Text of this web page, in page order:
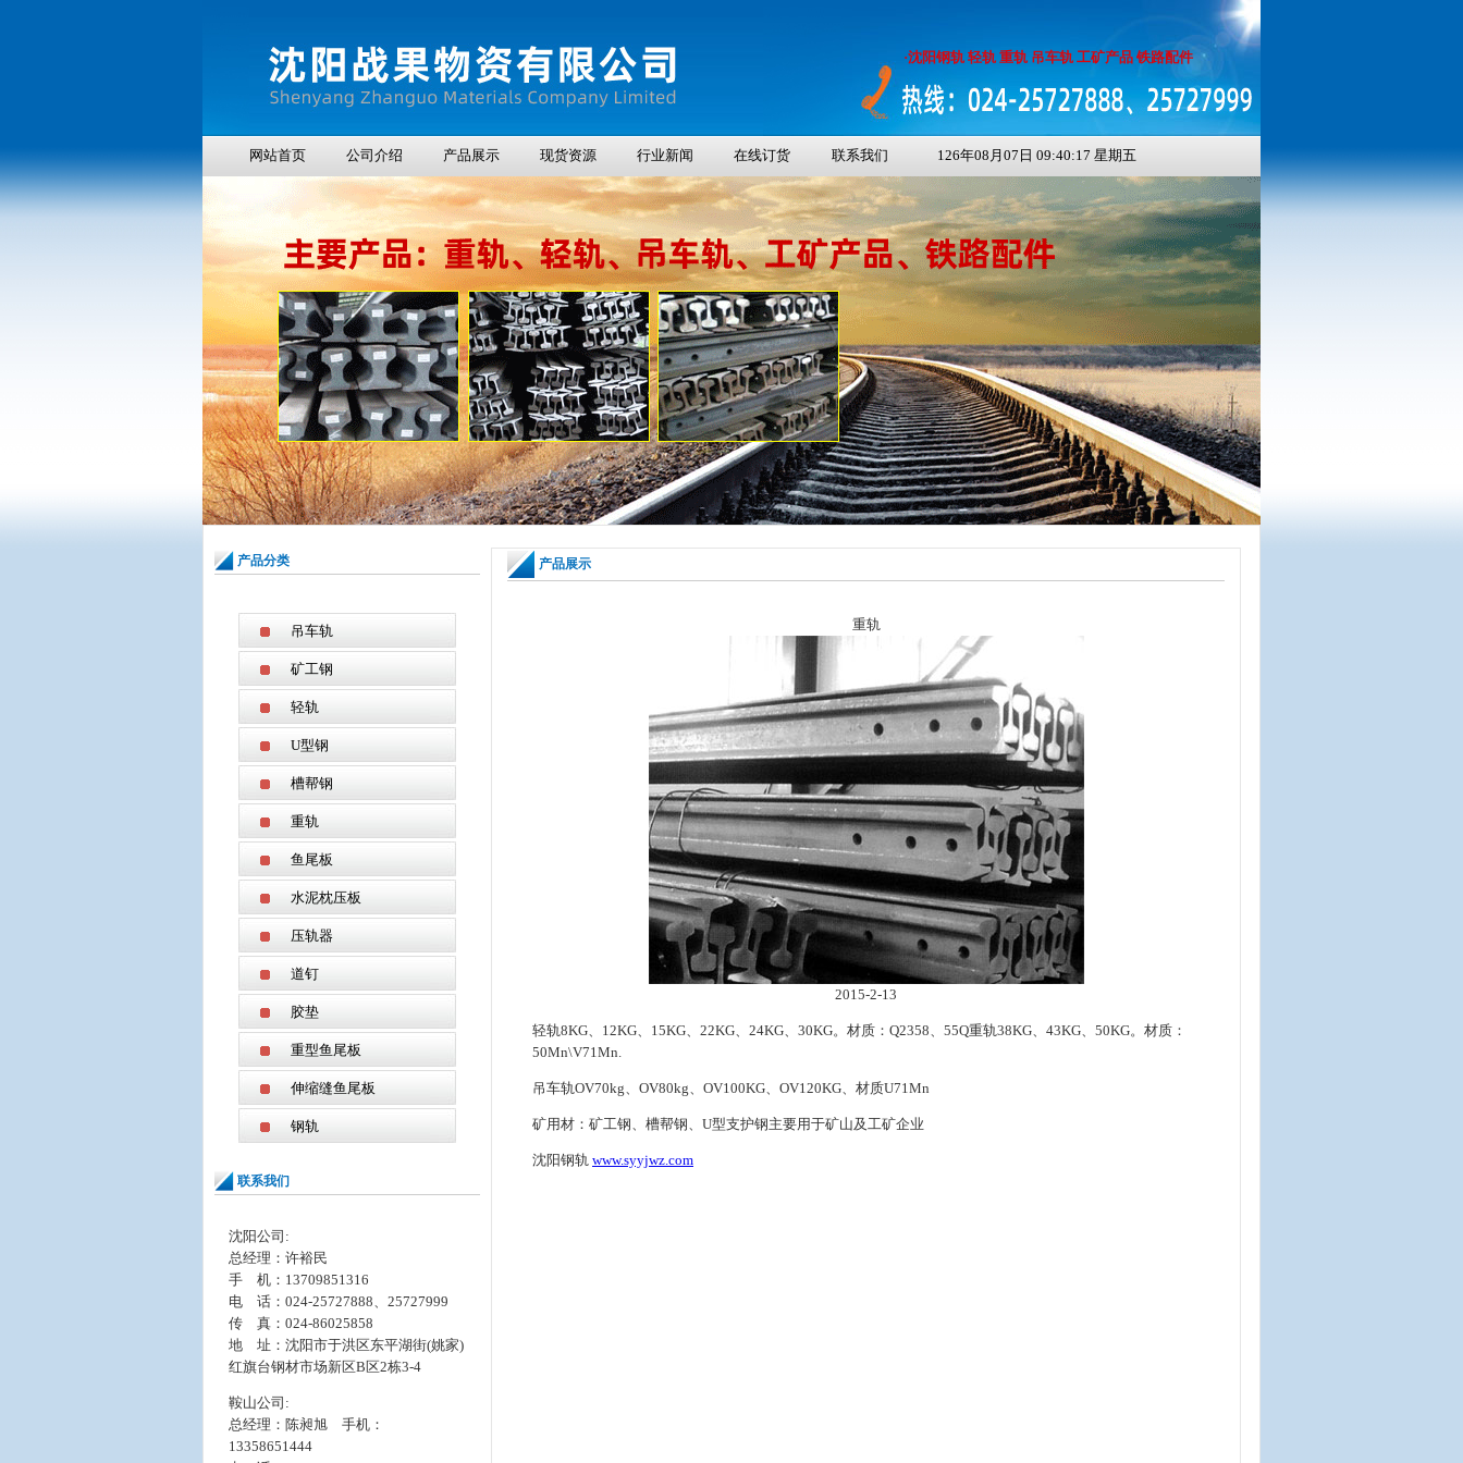
·沈阳钢轨 轻轨 重轨 吊车轨 工矿产品 铁路配件
网站首页 公司介绍 产品展示 现货资源 行业新闻 在线订货 联系我们 126年08月07日 09:40:18 星期五
产品分类
吊车轨
矿工钢
轻轨
U型钢
槽帮钢
重轨
鱼尾板
水泥枕压板
压轨器
道钉
胶垫
重型鱼尾板
伸缩缝鱼尾板
钢轨
联系我们
沈阳公司:
总经理：许裕民
手 机：13709851316
电 话：024-25727888、25727999
传 真：024-86025858
地 址： 沈阳市于洪区东平湖街(姚家)
红旗台钢材市场新区B区2栋3-4
鞍山公司:
总经理：陈昶旭 手机：
13358651444
产品展示
重轨
2015-2-13
轻轨8KG、12KG、15KG、22KG、24KG、30KG。材质：Q2358、55Q重轨38KG、43KG、50KG。材质：
50Mn\V71Mn.
吊车轨OV70kg、OV80kg、OV100KG、OV120KG、材质U71Mn
矿用材：矿工钢、槽帮钢、U型支护钢主要用于矿山及工矿企业
沈阳钢轨 www.syyjwz.com